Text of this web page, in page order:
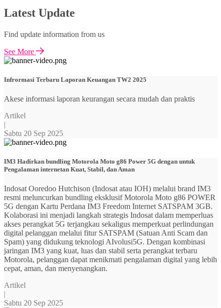
Latest Update
Find update information from us
See More
Infrormasi Terbaru Laporan Keuangan TW2 2025
Akese informasi laporan keurangan secara mudah dan praktis
Artikel
|
Sabtu 20 Sep 2025
IM3 Hadirkan bundling Motorola Moto g86 Power 5G dengan untuk
Pengalaman internetan Kuat, Stabil, dan Aman
Indosat Ooredoo Hutchison (Indosat atau IOH) melalui brand IM3
resmi meluncurkan bundling eksklusif Motorola Moto g86 POWER
5G dengan Kartu Perdana IM3 Freedom Internet SATSPAM 3GB.
Kolaborasi ini menjadi langkah strategis Indosat dalam memperluas
akses perangkat 5G terjangkau sekaligus memperkuat perlindungan
digital pelanggan melalui fitur SATSPAM (Satuan Anti Scam dan
Spam) yang didukung teknologi AIvolusi5G. Dengan kombinasi
jaringan IM3 yang kuat, luas dan stabil serta perangkat terbaru
Motorola, pelanggan dapat menikmati pengalaman digital yang lebih
cepat, aman, dan menyenangkan.
Artikel
|
Sabtu 20 Sep 2025